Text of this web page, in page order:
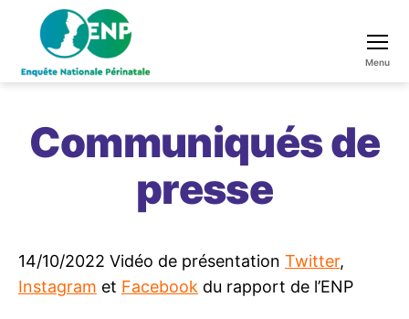
Périnatale
Menu
Communiqués de
presse
14/10/2022 Vidéo de présentation Twitter,
Instagram et Facebook du rapport de l’ENP